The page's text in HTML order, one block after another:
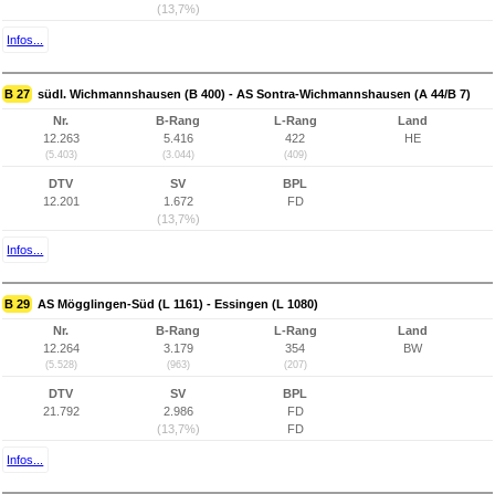
(13,7%)
Infos...
B 27 südl. Wichmannshausen (B 400) - AS Sontra-Wichmannshausen (A 44/B 7)
Nr.
12.263
(5.403)
B-Rang
5.416
(3.044)
L-Rang
422
(409)
Land
HE
DTV
12.201
SV
1.672
(13,7%)
BPL
FD
Infos...
B 29 AS Mögglingen-Süd (L 1161) - Essingen (L 1080)
Nr.
12.264
(5.528)
B-Rang
3.179
(963)
L-Rang
354
(207)
Land
BW
DTV
21.792
SV
2.986
(13,7%)
BPL
FD
FD
Infos...